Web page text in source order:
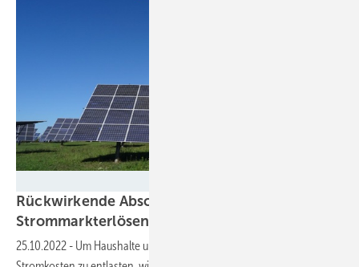
Rückwirkende Abschöpfung von
Strommarkterlösen scheinbar vom
25.10.2022 - Um Haushalte und Unternehmen bei Gas- und